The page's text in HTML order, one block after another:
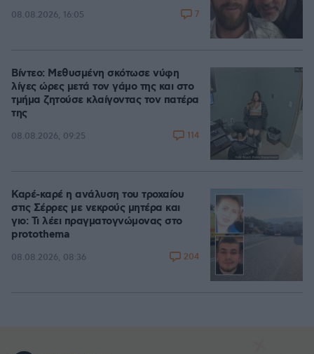
08.08.2026, 16:05 7
Βίντεο: Μεθυσμένη σκότωσε νύφη
λίγες ώρες μετά τον γάμο της και στο
τμήμα ζητούσε κλαίγοντας τον πατέρα
της
08.08.2026, 09:25 114
Καρέ-καρέ η ανάλυση του τροχαίου
στις Σέρρες με νεκρούς μητέρα και
γιο: Τι λέει πραγματογνώμονας στο
protothema
08.08.2026, 08:36 204